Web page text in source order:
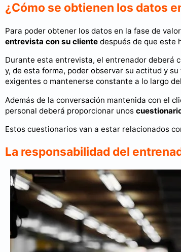
¿Cómo se obtienen los datos
Para poder obtener los datos en la fase de
entrevista con su cliente después de que este
Durante esta entrevista, el entrenador deberá
y, de esta forma, poder observar su actitud y
exigentes o mantenerse constante a lo largo
Además de la conversación mantenida con el
personal deberá proporcionar unos
Estos cuestionarios van a estar relacionados
La responsabilidad del